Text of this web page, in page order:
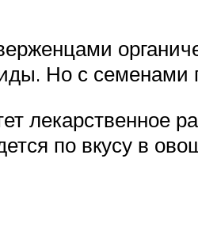
Но с
лекарственное
по вкусу в